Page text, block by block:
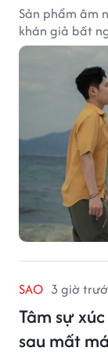
Sản phẩm âm
khán giả bất
SAO 3 giờ
Tâm sự
sau mất